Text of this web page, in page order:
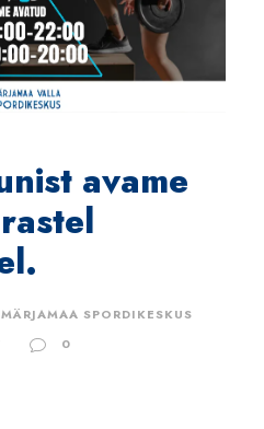
avame
MÄRJAMAA SPORDIKESKUS
0